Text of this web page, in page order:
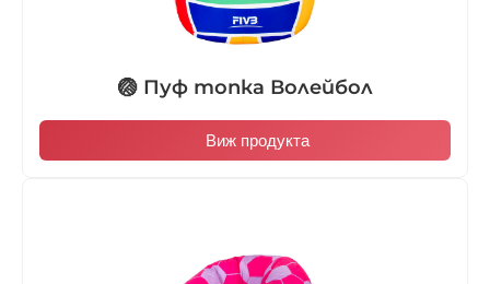
🏐 Пуф топка Волейбол
Виж продукта